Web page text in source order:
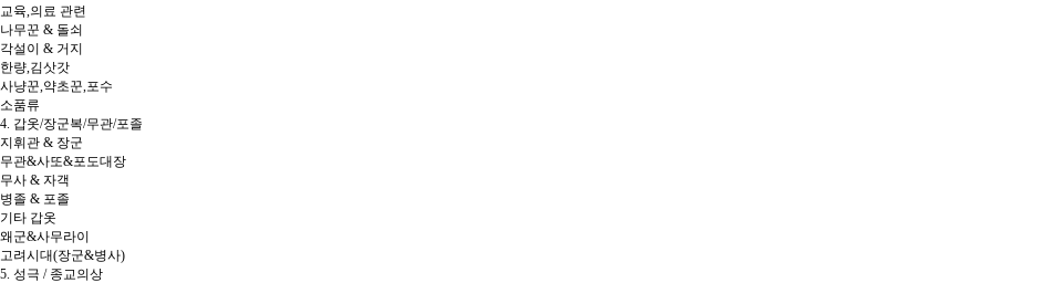
교육,의료 관련
나무꾼 & 돌쇠
각설이 & 거지
한량,김삿갓
사냥꾼,약초꾼,포수
소품류
4. 갑옷/장군복/무관/포졸
지휘관 & 장군
무관&사또&포도대장
무사 & 자객
병졸 & 포졸
기타 갑옷
왜군&사무라이
고려시대(장군&병사)
5. 성극 / 종교의상